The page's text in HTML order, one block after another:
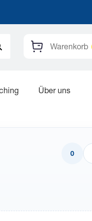
Warenkorb
Über uns
0